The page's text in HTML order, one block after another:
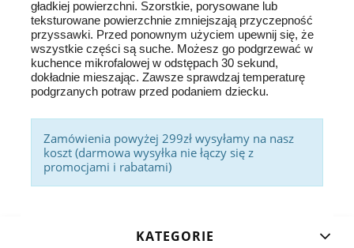
gładkiej powierzchni. Szorstkie, porysowane lub
teksturowane powierzchnie zmniejszają przyczepność
przyssawki. Przed ponownym użyciem upewnij się, że
wszystkie części są suche. Możesz go podgrzewać w
kuchence mikrofalowej w odstępach 30 sekund,
dokładnie mieszając. Zawsze sprawdzaj temperaturę
podgrzanych potraw przed podaniem dziecku.
Zamówienia powyżej 299zł wysyłamy na nasz
koszt (darmowa wysyłka nie łączy się z
promocjami i rabatami)
KATEGORIE